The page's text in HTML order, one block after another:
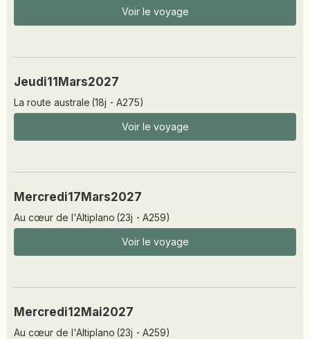
Voir le voyage
Jeudi11 Mars2027
La route australe (18j · A275)
Voir le voyage
Mercredi17 Mars2027
Au cœur de l'Altiplano (23j · A259)
Voir le voyage
Mercredi12 Mai2027
Au cœur de l'Altiplano (23j · A259)